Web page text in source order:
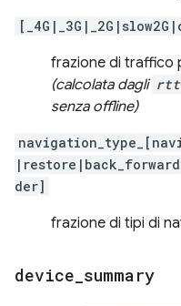
frazione di traffico
(calcolata dagli rtt
senza offline)
der]
frazione di tipi di
device summary